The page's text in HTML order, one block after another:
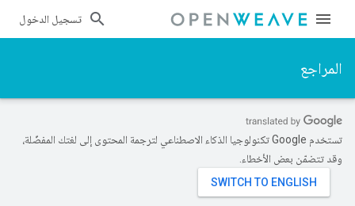
تسجيل الدخول
المراجع
تستخدم Google تكنولوجيا الذكاء الاصطناعي لترجمة المحتوى إلى لغتك المفضّلة،
وقد تتضمّن بعض الأخطاء.